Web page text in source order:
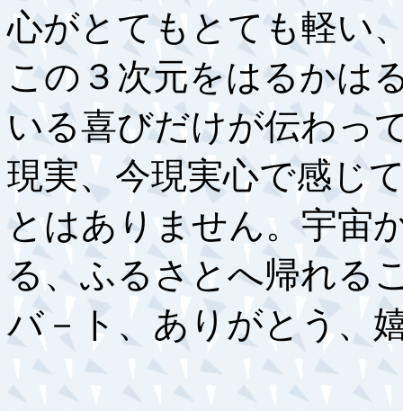
心がとてもとても軽い
この３次元をはるかは
いる喜びだけが伝わっ
現実、今現実心で感じ
とはありません。宇宙
る、ふるさとへ帰れる
バ－ト、ありがとう、